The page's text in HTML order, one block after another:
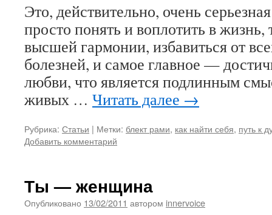
Это, действительно, очень
просто понять и воплотить в
высшей гармонии, избавиться от
болезней, и самое главное —
любви, что является подлинным
живых … Читать далее →
Рубрика: Статьи | Метки: блект рами, как найти себя, путь к
Добавить комментарий
Ты — женщина
Опубликовано 13/02/2011 автором innervoice